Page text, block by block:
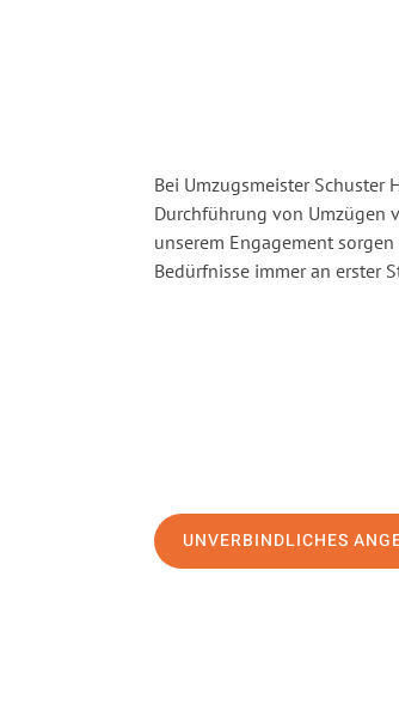
Bei Umzugsmeister
Durchführung von Umzügen
unserem Engagement
Bedürfnisse immer an erster
UNVERBINDLICHES